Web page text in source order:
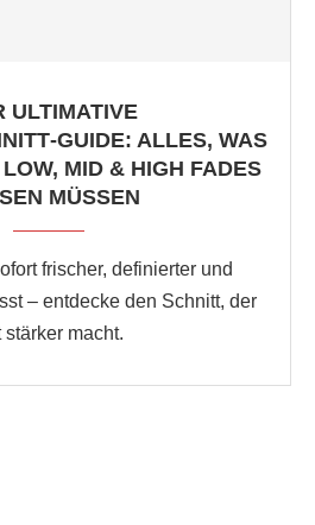
ULTIMATIVE
ALLES, WAS
MID & HIGH FADES
MÜSSEN
frischer, definierter und
– entdecke den Schnitt, der
macht.